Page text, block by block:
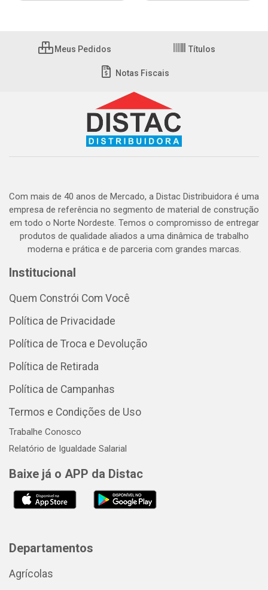
Meus Pedidos Títulos
Notas Fiscais
Com mais de 40 anos de Mercado, a Distac Distribuidora é uma
empresa de referência no segmento de material de construção
em todo o Norte Nordeste. Temos o compromisso de entregar
produtos de qualidade aliados a uma dinâmica de trabalho
moderna e prática e de parceria com grandes marcas.
Institucional
Quem Constrói Com Você
Política de Privacidade
Política de Troca e Devolução
Política de Retirada
Política de Campanhas
Termos e Condições de Uso
Trabalhe Conosco
Relatório de Igualdade Salarial
Baixe já o APP da Distac
Departamentos
Agrícolas